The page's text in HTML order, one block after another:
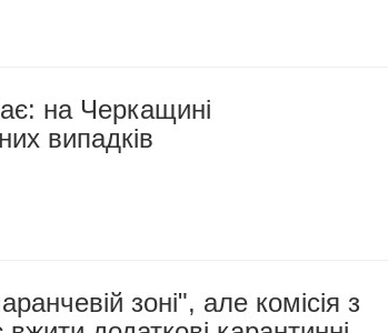
на Черкащині
випадків
зоні", але комісія з